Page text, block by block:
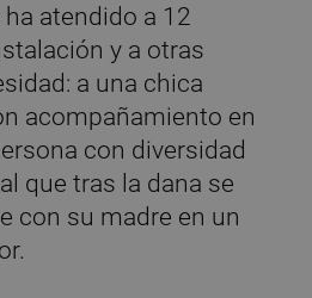
atendido a 12
y a otras
a una chica
acompañamiento en
con diversidad
que tras la dana se
con su madre en un